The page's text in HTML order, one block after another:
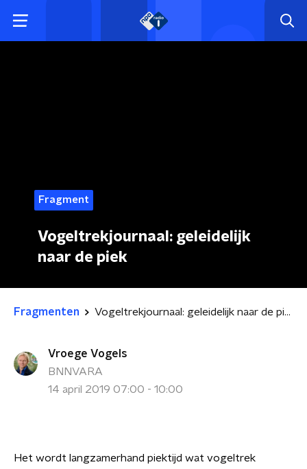
Fragment
Vogeltrekjournaal: geleidelijk
naar de piek
Fragmenten Vogeltrekjournaal: geleidelijk naar de piek
Vroege Vogels
BNNVARA
14 april 2019 07:00 - 10:00
Het wordt langzamerhand piektijd wat vogeltrek